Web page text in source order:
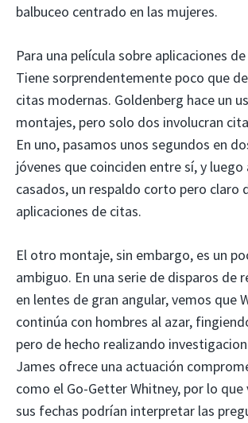
balbuceo centrado en las mujeres.
Para una película sobre aplicaciones
Tiene sorprendentemente poco que
citas modernas. Goldenberg hace un
montajes, pero solo dos involucran
En uno, pasamos unos segundos en
jóvenes que coinciden entre sí, y luego
casados, un respaldo corto pero claro
aplicaciones de citas.
El otro montaje, sin embargo, es un
ambiguo. En una serie de disparos de
en lentes de gran angular, vemos que
continúa con hombres al azar,
pero de hecho realizando
James ofrece una actuación
como el Go-Getter Whitney, por lo
sus fechas podrían interpretar las